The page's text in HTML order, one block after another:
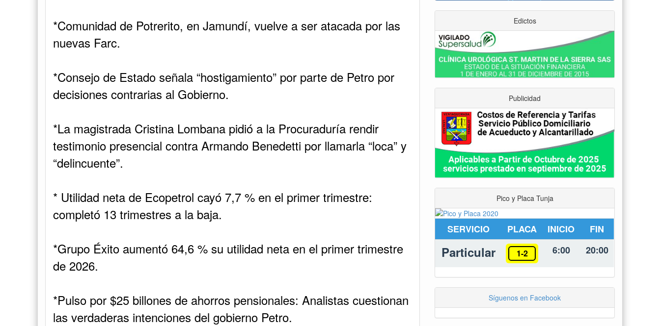
*Comunidad de Potrerito, en Jamundí, vuelve a ser atacada por las
nuevas Farc.
*Consejo de Estado señala “hostigamiento” por parte de Petro por
decisiones contrarias al Gobierno.
*La magistrada Cristina Lombana pidió a la Procuraduría rendir
testimonio presencial contra Armando Benedetti por llamarla “loca” y
“delincuente”.
* Utilidad neta de Ecopetrol cayó 7,7 % en el primer trimestre:
completó 13 trimestres a la baja.
*Grupo Éxito aumentó 64,6 % su utilidad neta en el primer trimestre
de 2026.
*Pulso por $25 billones de ahorros pensionales: Analistas cuestionan
las verdaderas intenciones del gobierno Petro.
Edictos
Publicidad
Pico y Placa Tunja
SERVICIO PLACA INICIO FIN
Particular 1-2 6:00 20:00
Síguenos en Facebook